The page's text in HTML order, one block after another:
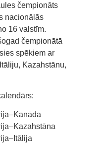
čempionāts
nacionālās
16 valstīm.
čempionātā
spēkiem ar
Kazahstānu,